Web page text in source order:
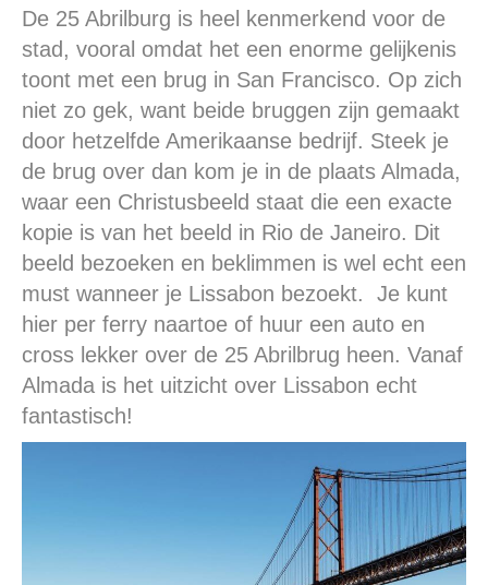
De 25 Abrilburg is heel kenmerkend voor de
stad, vooral omdat het een enorme gelijkenis
toont met een brug in San Francisco. Op zich
niet zo gek, want beide bruggen zijn gemaakt
door hetzelfde Amerikaanse bedrijf. Steek je
de brug over dan kom je in de plaats Almada,
waar een Christusbeeld staat die een exacte
kopie is van het beeld in Rio de Janeiro. Dit
beeld bezoeken en beklimmen is wel echt een
must wanneer je Lissabon bezoekt. Je kunt
hier per ferry naartoe of huur een auto en
cross lekker over de 25 Abrilbrug heen. Vanaf
Almada is het uitzicht over Lissabon echt
fantastisch!